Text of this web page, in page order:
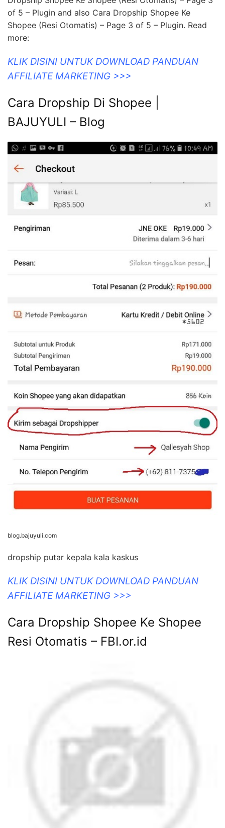
of 5 – Plugin and also Cara Dropship Shopee Ke
Shopee (Resi Otomatis) – Page 3 of 5 – Plugin. Read
more:
KLIK DISINI UNTUK DOWNLOAD PANDUAN
AFFILIATE MARKETING >>>
Cara Dropship Di Shopee |
BAJUYULI – Blog
blog.bajuyuli.com
dropship putar kepala kala kaskus
KLIK DISINI UNTUK DOWNLOAD PANDUAN
AFFILIATE MARKETING >>>
Cara Dropship Shopee Ke Shopee
Resi Otomatis – FBI.or.id